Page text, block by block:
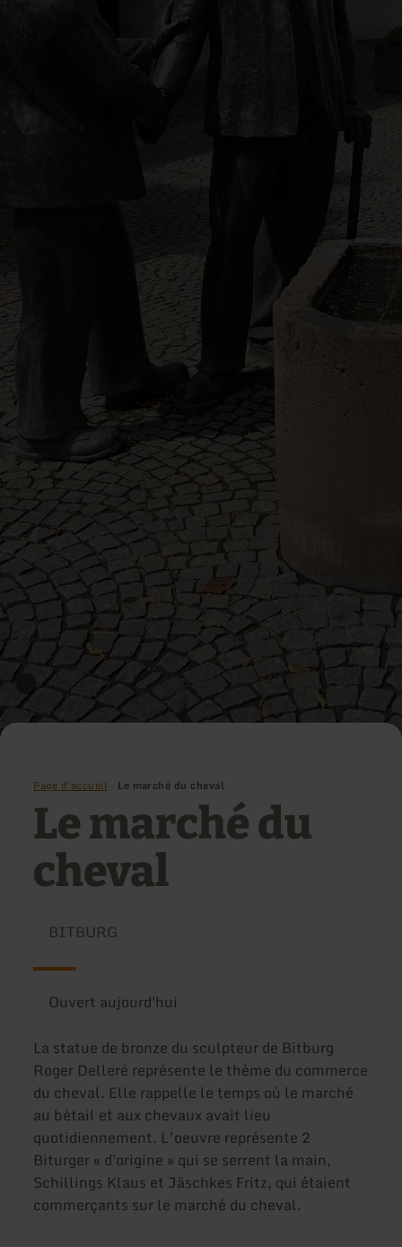
Page d'accueil Le marché du cheval
Le marché du
cheval
BITBURG
Ouvert aujourd'hui
La statue de bronze du sculpteur de Bitburg
Roger Delleré représente le thème du commerce
du cheval. Elle rappelle le temps où le marché
au bétail et aux chevaux avait lieu
quotidiennement. L’oeuvre représente 2
Biturger « d'origine » qui se serrent la main,
Schillings Klaus et Jäschkes Fritz, qui étaient
commerçants sur le marché du cheval.